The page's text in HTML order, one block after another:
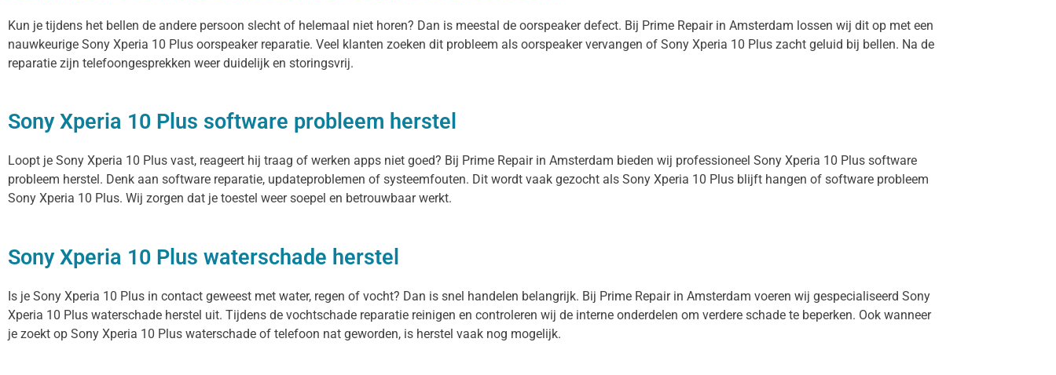
Kun je tijdens het bellen de andere persoon slecht of helemaal niet horen? Dan is meestal de oorspeaker defect. Bij Prime Repair in Amsterdam lossen wij dit op met een
nauwkeurige Sony Xperia 10 Plus oorspeaker reparatie. Veel klanten zoeken dit probleem als oorspeaker vervangen of Sony Xperia 10 Plus zacht geluid bij bellen. Na de
reparatie zijn telefoongesprekken weer duidelijk en storingsvrij.
Sony Xperia 10 Plus software probleem herstel
Loopt je Sony Xperia 10 Plus vast, reageert hij traag of werken apps niet goed? Bij Prime Repair in Amsterdam bieden wij professioneel Sony Xperia 10 Plus software
probleem herstel. Denk aan software reparatie, updateproblemen of systeemfouten. Dit wordt vaak gezocht als Sony Xperia 10 Plus blijft hangen of software probleem
Sony Xperia 10 Plus. Wij zorgen dat je toestel weer soepel en betrouwbaar werkt.
Sony Xperia 10 Plus waterschade herstel
Is je Sony Xperia 10 Plus in contact geweest met water, regen of vocht? Dan is snel handelen belangrijk. Bij Prime Repair in Amsterdam voeren wij gespecialiseerd Sony
Xperia 10 Plus waterschade herstel uit. Tijdens de vochtschade reparatie reinigen en controleren wij de interne onderdelen om verdere schade te beperken. Ook wanneer
je zoekt op Sony Xperia 10 Plus waterschade of telefoon nat geworden, is herstel vaak nog mogelijk.